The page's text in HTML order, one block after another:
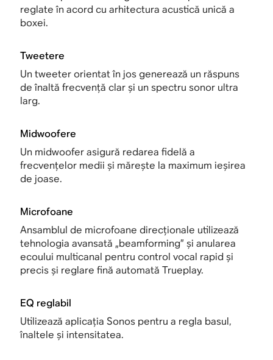
reglate în acord cu arhitectura acustică unică a
boxei.
Tweetere
Un tweeter orientat în jos generează un răspuns
de înaltă frecvență clar și un spectru sonor ultra
larg.
Midwoofere
Un midwoofer asigură redarea fidelă a
frecvențelor medii și mărește la maximum ieșirea
de joase.
Microfoane
Ansamblul de microfoane direcționale utilizează
tehnologia avansată „beamforming” și anularea
ecoului multicanal pentru control vocal rapid și
precis și reglare fină automată Trueplay.
EQ reglabil
Utilizează aplicația Sonos pentru a regla basul,
înaltele și intensitatea.